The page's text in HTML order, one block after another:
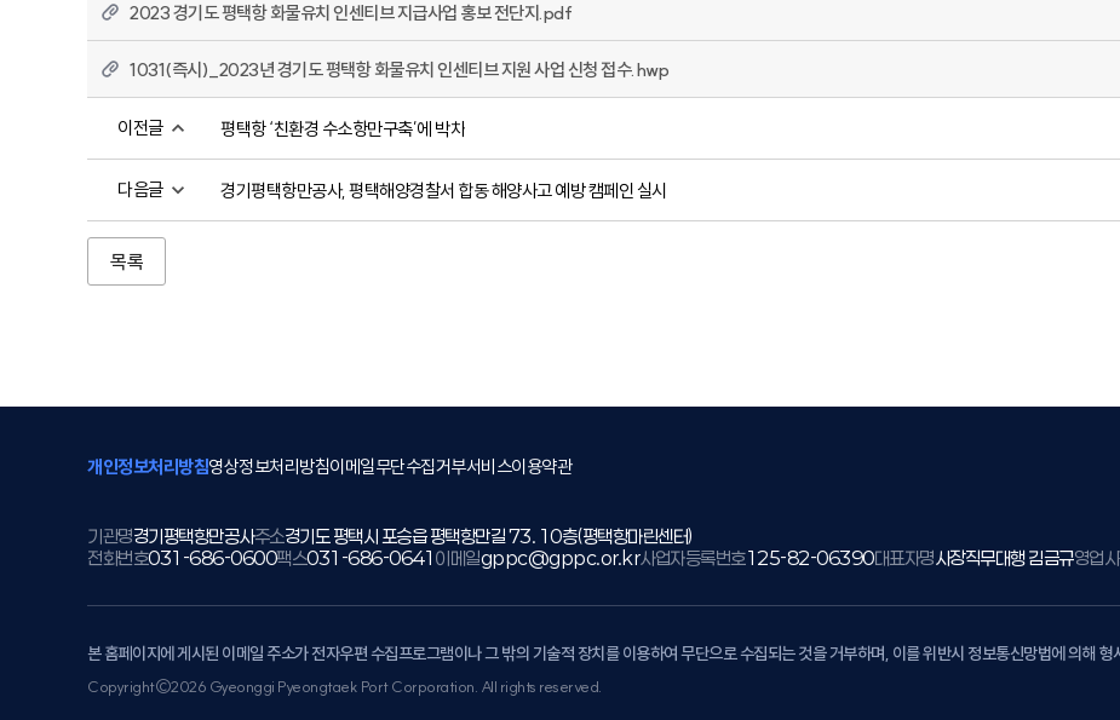
2023 경기도 평택항 화물유치 인센티브 지급사업 홍보 전단지.pdf
1031(즉시)_2023년 경기도 평택항 화물유치 인센티브 지원 사업 신청 접수.hwp
이전글 평택항 ‘친환경 수소항만구축’에 박차
다음글 경기평택항만공사, 평택해양경찰서 합동 해양사고 예방 캠페인 실시
목록
개인정보처리방침영상정보처리방침이메일무단수집거부서비스이용약관
기관명경기평택항만공사주소경기도 평택시 포승읍 평택항만길 73. 10층(평택항마린센터)
전화번호031-686-0600팩스031-686-0641 이메일gppc@gppc.or.kr사업자등록번호125-82-06390대표자명사장직무대행 김금규영업
본 홈페이지에 게시된 이메일 주소가 전자우편 수집프로그램이나 그 밖의 기술적 장치를 이용하여 무단으로 수집되는 것을 거부하며, 이를 위반시 정보통신망법에 의해
Copyright©2026 Gyeonggi Pyeongtaek Port Corporation. All rights reserved.